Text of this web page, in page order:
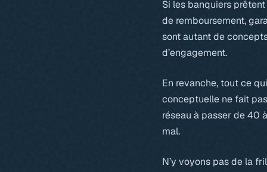
Si les banquiers
de remboursement,
sont autant de
d’engagement.
En revanche, tout ce
conceptuelle ne fait
réseau à passer de 40
mal.
N’y voyons pas de la